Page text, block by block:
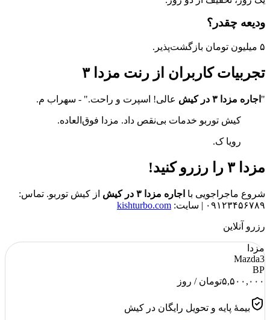
ودیعه چقدر؟
۵ میلیون تومان بازگشت‌پذیر.
تجربیات کاربران از رنت مزدا ۳
" اجاره مزدا ۳ در کیش عالی! اسپرت و راحت." - سهراب م.
کیش توربو خدمات بی‌نقص داد. مزدا فوق‌العاده.
رویا ک.
مزدا ۳ را رزرو کنید!
شروع ماجراجویی با اجاره مزدا ۳ در کیش
از کیش توربو. تماس:
۰۹۱۲۳۴۵۶۷۸۹ | سایت:
kishturbo.com
رزرو آنلاین
مزدا
Mazda3
BP
۵,۵۰۰,۰۰۰تومان / روز
بیمهٔ پایه و تحویل رایگان در کیش